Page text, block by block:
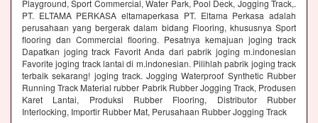
Playground, Sport Commercial, Water Park, Pool Deck, Jogging Track,.
PT. ELTAMA PERKASA eltamaperkasa PT. Eltama Perkasa adalah
perusahaan yang bergerak dalam bidang Flooring, khususnya Sport
flooring dan Commercial flooring. Pesatnya kemajuan joging track
Dapatkan joging track Favorit Anda dari pabrik joging m.indonesian
Favorite joging track lantai di m.indonesian. Pilihlah pabrik joging track
terbaik sekarang! joging track. Jogging Waterproof Synthetic Rubber
Running Track Material rubber Pabrik Rubber Jogging Track, Produsen
Karet Lantai, Produksi Rubber Flooring, Distributor Rubber
Interlocking, Importir Rubber Mat, Perusahaan Rubber Jogging Track